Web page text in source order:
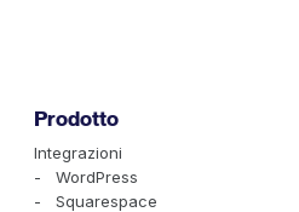
Prodotto
Integrazioni
- WordPress
- Squarespace